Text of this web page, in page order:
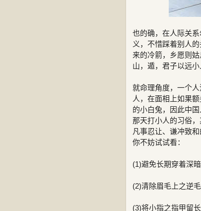
也的确，在人际关
义，不惜踩着别人
来的冷箭，乡愿则
山，遁，君子以远
就命理角度，一个人
人，在面相上如果
的小白兔，因此中
那天打小人的习俗
凡事忍让、谦冲致
你不妨试试看：
(1)避免长期穿着深
(2)清除眉毛上之逆毛
(3)将小指之指甲留